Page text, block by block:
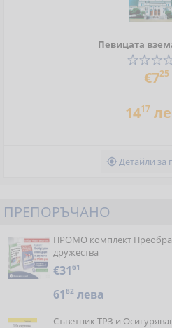
Певицата
€725
1417
Детайли за
ПРЕПОРЪЧАНО
ПРОМО комплект
дружества
€3161
6182 лева
Съветник ТРЗ и